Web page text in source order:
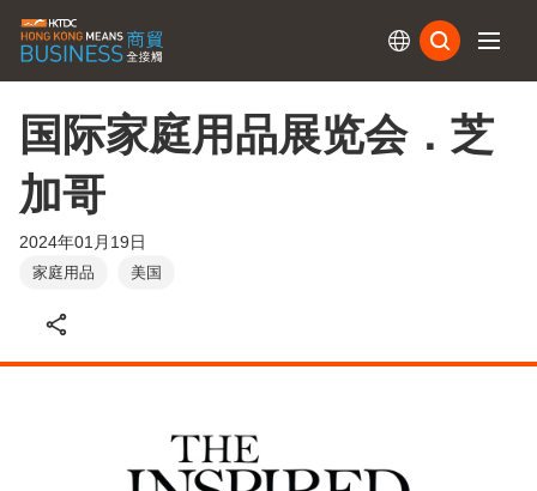
国际家庭用品展览会．芝
加哥
2024年01月19日
家庭用品 美国